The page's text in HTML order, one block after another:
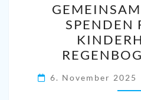
SPENDEN
6. November 2025